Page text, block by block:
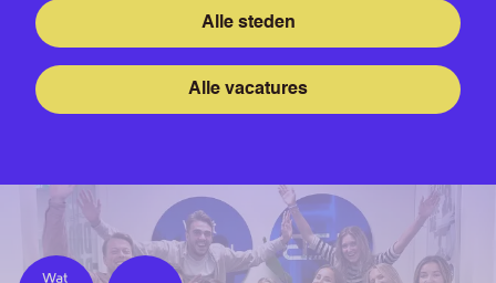
Alle steden
Alle vacatures